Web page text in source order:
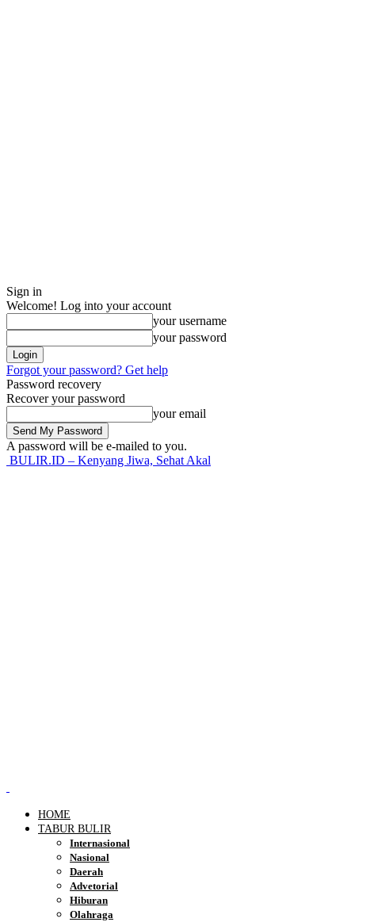
Sign in
Welcome! Log into your account
your username
your password
Forgot your password? Get help
Password recovery
Recover your password
your email
A password will be e-mailed to you.
BULIR.ID – Kenyang Jiwa, Sehat Akal
HOME
TABUR BULIR
Internasional
Nasional
Daerah
Advetorial
Hiburan
Olahraga